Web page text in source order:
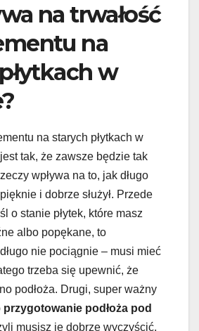
na trwałość
na
w
na starych płytkach w
tak, że zawsze będzie tak
wpływa na to, jak długo
i dobrze służył. Przede
o stanie płytek, które masz
albo popękane, to
nie pociągnie – musi mieć
trzeba się upewnić, że
podłoża. Drugi, super ważny
przygotowanie podłoża pod
musisz je dobrze wyczyścić,